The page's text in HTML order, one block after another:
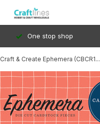
One stop shop
Craft & Create Ephemera (CBCR1...